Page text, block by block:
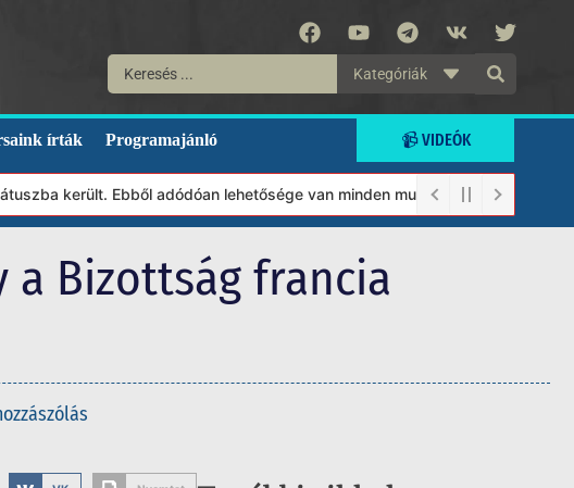
Kategóriák
írták Programajánló 📹 VIDEÓK
Ebből adódóan lehetősége van minden munkánkat segíteni kívánó
a Bizottság francia